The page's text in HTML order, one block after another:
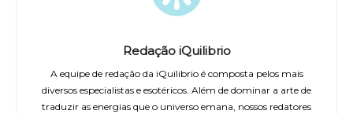
Redação iQuilibrio
A equipe de redação da iQuilibrio é composta pelos mais
diversos especialistas e esotéricos. Além de dominar a arte de
traduzir as energias que o universo emana, nossos redatores